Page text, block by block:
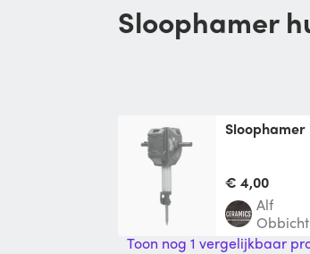
Sloophamer
Sloophamer
€ 4,00
Alf
Obbicht
Toon nog 1 vergelijkbaar